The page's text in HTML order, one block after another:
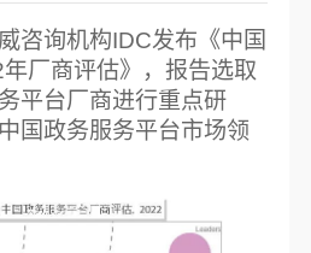
咨询机构IDC发布《中国
厂商评估》，报告选取
平台厂商进行重点研
国政务服务平台市场领